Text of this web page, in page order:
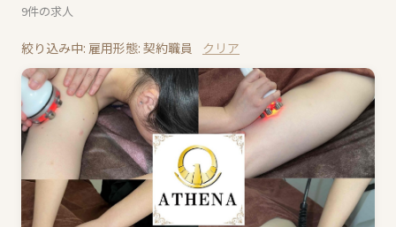
9件の求人
絞り込み中: 雇用形態: 契約職員 クリア